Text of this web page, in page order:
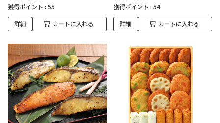
獲得ポイント : 55
詳細 カートに入れる
獲得ポイント : 54
詳細 カートに入れる